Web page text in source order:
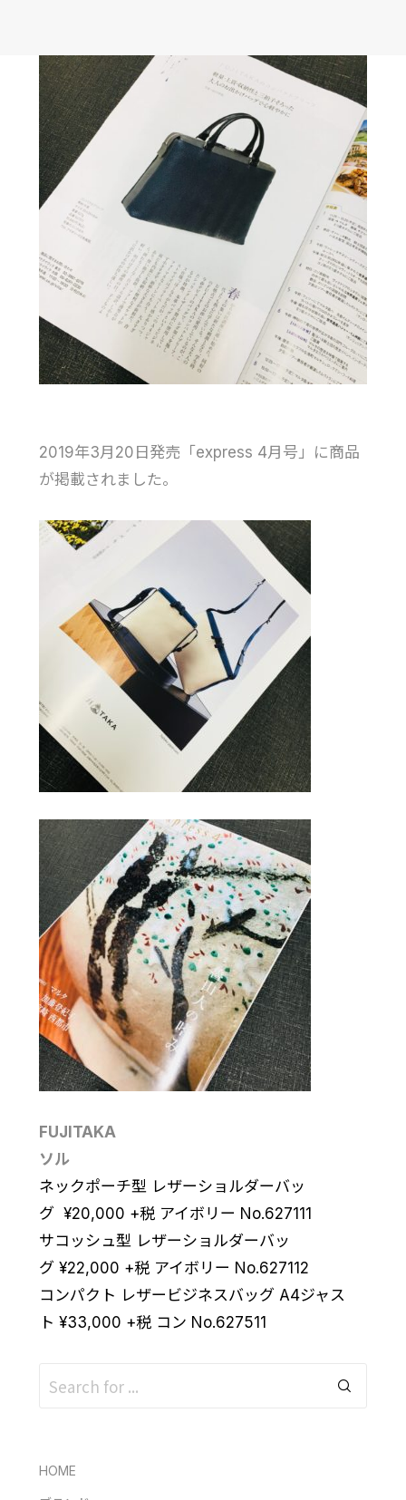
2019年3月20日発売「express 4月号」に商品
が掲載されました。
FUJITAKA
ソル
ネックポーチ型 レザーショルダーバッ
グ ¥20,000 +税 アイボリー No.627111
サコッシュ型 レザーショルダーバッ
グ ¥22,000 +税 アイボリー No.627112
コンパクト レザービジネスバッグ A4ジャス
ト ¥33,000 +税 コン No.627511
HOME